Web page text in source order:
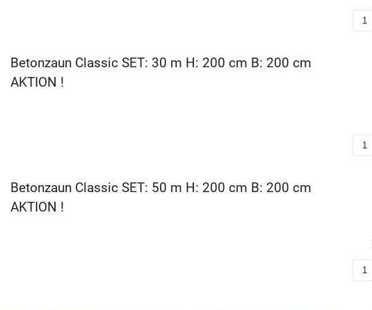
Betonzaun Classic SET: 30 m H: 200 cm B: 200 cm
AKTION !
Betonzaun Classic SET: 50 m H: 200 cm B: 200 cm
AKTION !